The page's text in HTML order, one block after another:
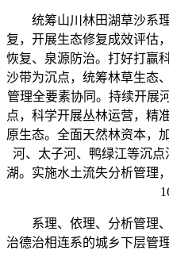
统筹山川林田湖草沙系理
复，开展生态修复成效评估
恢复、泉源防治。打好打赢
沙带为沉点，统筹林草生态
管理全要素协同。持续开展
点，科学开展丛林运营，精
原生态。全面天然林资本，
河、太子河、鸭绿江等沉
湖。实施水土流失分析管理
系理、依理、分析管理、
治德治相连系的城乡下层管